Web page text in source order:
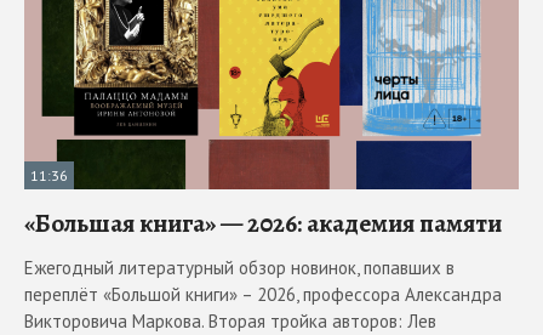
11:36
«Большая книга» — 2026: академия памяти
Ежегодный литературный обзор новинок, попавших в
переплёт «Большой книги» – 2026, профессора Александра
Викторовича Маркова. Вторая тройка авторов: Лев